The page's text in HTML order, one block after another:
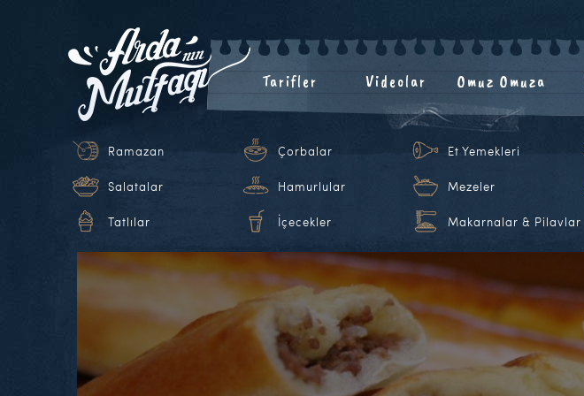
Tarifler Videolar Omuz Omuza
Ramazan Çorbalar Et Yemekleri
Salatalar Hamurlular Mezeler
Tatlılar İçecekler Makarnalar & Pilavlar